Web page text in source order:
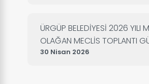
ÜRGÜP BELEDİYESİ 2026 YILI
OLAĞAN MECLİS TOPLANTI
30 Nisan 2026